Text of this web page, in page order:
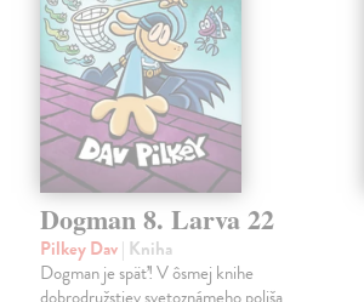
Dogman 8. Larva 22
Pilkey Dav| Kniha
Dogman je späť! V ôsmej knihe